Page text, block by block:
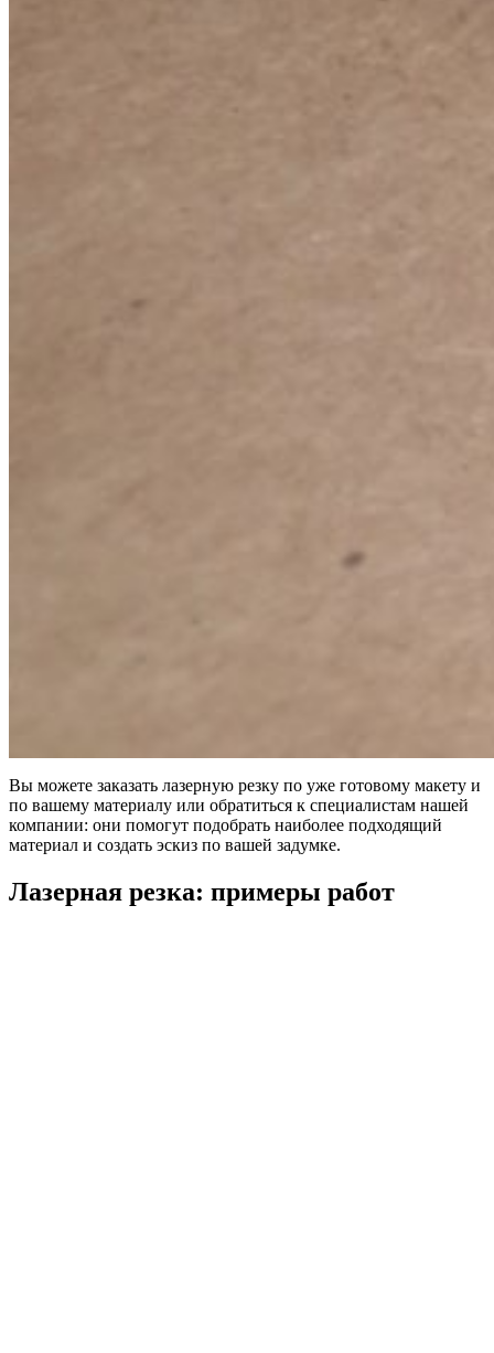
Вы можете заказать лазерную резку по уже готовому макету и
по вашему материалу или обратиться к специалистам нашей
компании: они помогут подобрать наиболее подходящий
материал и создать эскиз по вашей задумке.
Лазерная резка: примеры работ